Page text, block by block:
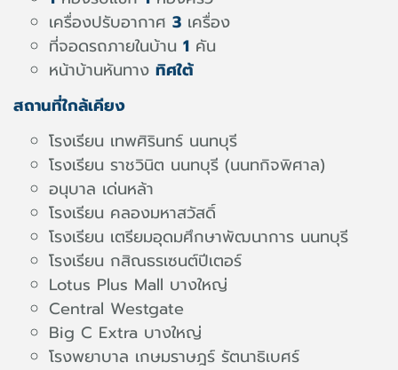
เครื่องปรับอากาศ 3 เครื่อง
ที่จอดรถภายในบ้าน 1 คัน
หน้าบ้านหันทาง ทิศใต้
สถานที่ใกล้เคียง
โรงเรียน เทพศิรินทร์ นนทบุรี
โรงเรียน ราชวินิต นนทบุรี (นนทกิจพิศาล)
อนุบาล เด่นหล้า
โรงเรียน คลองมหาสวัสดิ์
โรงเรียน เตรียมอุดมศึกษาพัฒนาการ นนทบุรี
โรงเรียน กสิณธรเซนต์ปีเตอร์
Lotus Plus Mall บางใหญ่
Central Westgate
Big C Extra บางใหญ่
โรงพยาบาล เกษมราษฎร์ รัตนาธิเบศร์